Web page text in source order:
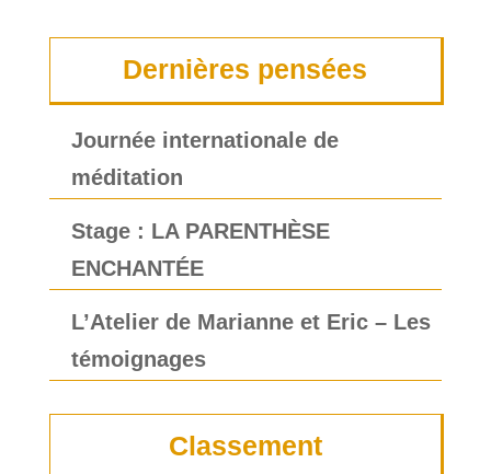
Dernières pensées
Journée internationale de
méditation
Stage : LA PARENTHÈSE
ENCHANTÉE
L’Atelier de Marianne et Eric – Les
témoignages
Classement